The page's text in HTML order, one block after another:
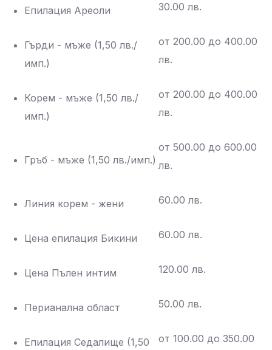
Епилация Ареоли 30.00 лв.
Гърди - мъже (1,50 лв./
имп.)
от 200.00 до 400.00
лв.
Корем - мъже (1,50 лв./
имп.)
от 200.00 до 400.00
лв.
Гръб - мъже (1,50 лв./имп.)
от 500.00 до 600.00
лв.
Линия корем - жени 60.00 лв.
Цена епилация Бикини 60.00 лв.
Цена Пълен интим 120.00 лв.
Перианална област 50.00 лв.
Епилация Седалище (1,50
от 100.00 до 350.00